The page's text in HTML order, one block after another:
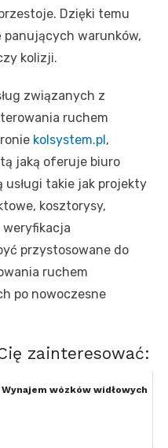
Dzięki temu
panujących warunków,
kolizji.
związanych z
ruchem
kolsystem.pl,
jaką oferuje biuro
usługi takie jak projekty
kosztorysy,
przystosowane do
ruchem
po nowoczesne
zainteresować:
Wynajem wózków widłowych